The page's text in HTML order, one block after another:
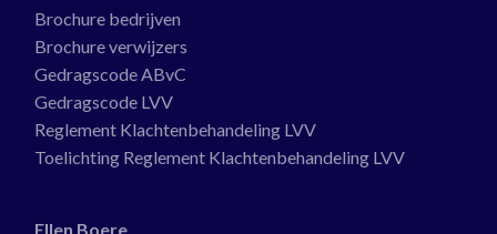
Brochure bedrijven
Brochure verwijzers
Gedragscode ABvC
Gedragscode LVV
Reglement Klachtenbehandeling LVV
Toelichting Reglement Klachtenbehandeling LVV
Ellen Boere